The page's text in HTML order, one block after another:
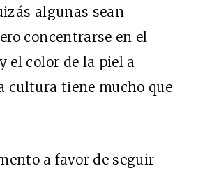
algunas sean
concentrarse en el
el color de la piel a
cultura tiene mucho que
a favor de seguir